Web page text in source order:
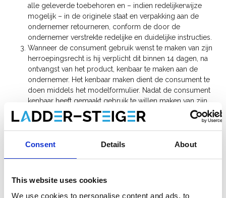
Consent Details About
This website uses cookies
We use cookies to personalise content and ads, to
alle geleverde toebehoren en – indien redelijkerwijze
mogelijk – in de originele staat en verpakking aan de
ondernemer retourneren, conform de door de
ondernemer verstrekte redelijke en duidelijke instructies.
Wanneer de consument gebruik wenst te maken van zijn
herroepingsrecht is hij verplicht dit binnen 14 dagen, na
ontvangst van het product, kenbaar te maken aan de
ondernemer. Het kenbaar maken dient de consument te
doen middels het modelformulier. Nadat de consument
kenbaar heeft gemaakt gebruik te willen maken van zijn
herroepingsrecht dient de klant het product binnen 14
dagen op eigen kosten retour te sturen. De consument
dient te bewijzen dat de geleverde zaken tijdig zijn
teruggestuurd, bijvoorbeeld door middel van een bewijs
maken van zijn herroepingsrecht resp. het product niet
aan de ondernemer heeft teruggezonden, is de koop een